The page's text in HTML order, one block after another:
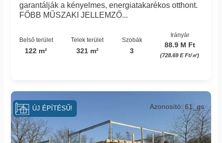
garantálják a kényelmes, energiatakarékos otthont.
FŐBB MŰSZAKI JELLEMZŐ...
Belső terület
122 m²
Telek terület
321 m²
Szobák
3
Irányár
88.9 M Ft
(728.69 E Ft/㎡)
Azonosító: 61_gs
ÚJ ÉPÍTÉSŰ!